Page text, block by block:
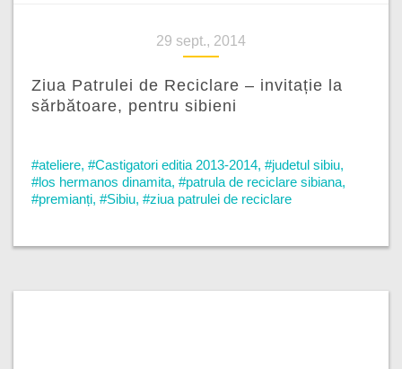
29 sept., 2014
Ziua Patrulei de Reciclare – invitație la
sărbătoare, pentru sibieni
#ateliere, #Castigatori editia 2013-2014, #judetul sibiu,
#los hermanos dinamita, #patrula de reciclare sibiana,
#premianți, #Sibiu, #ziua patrulei de reciclare